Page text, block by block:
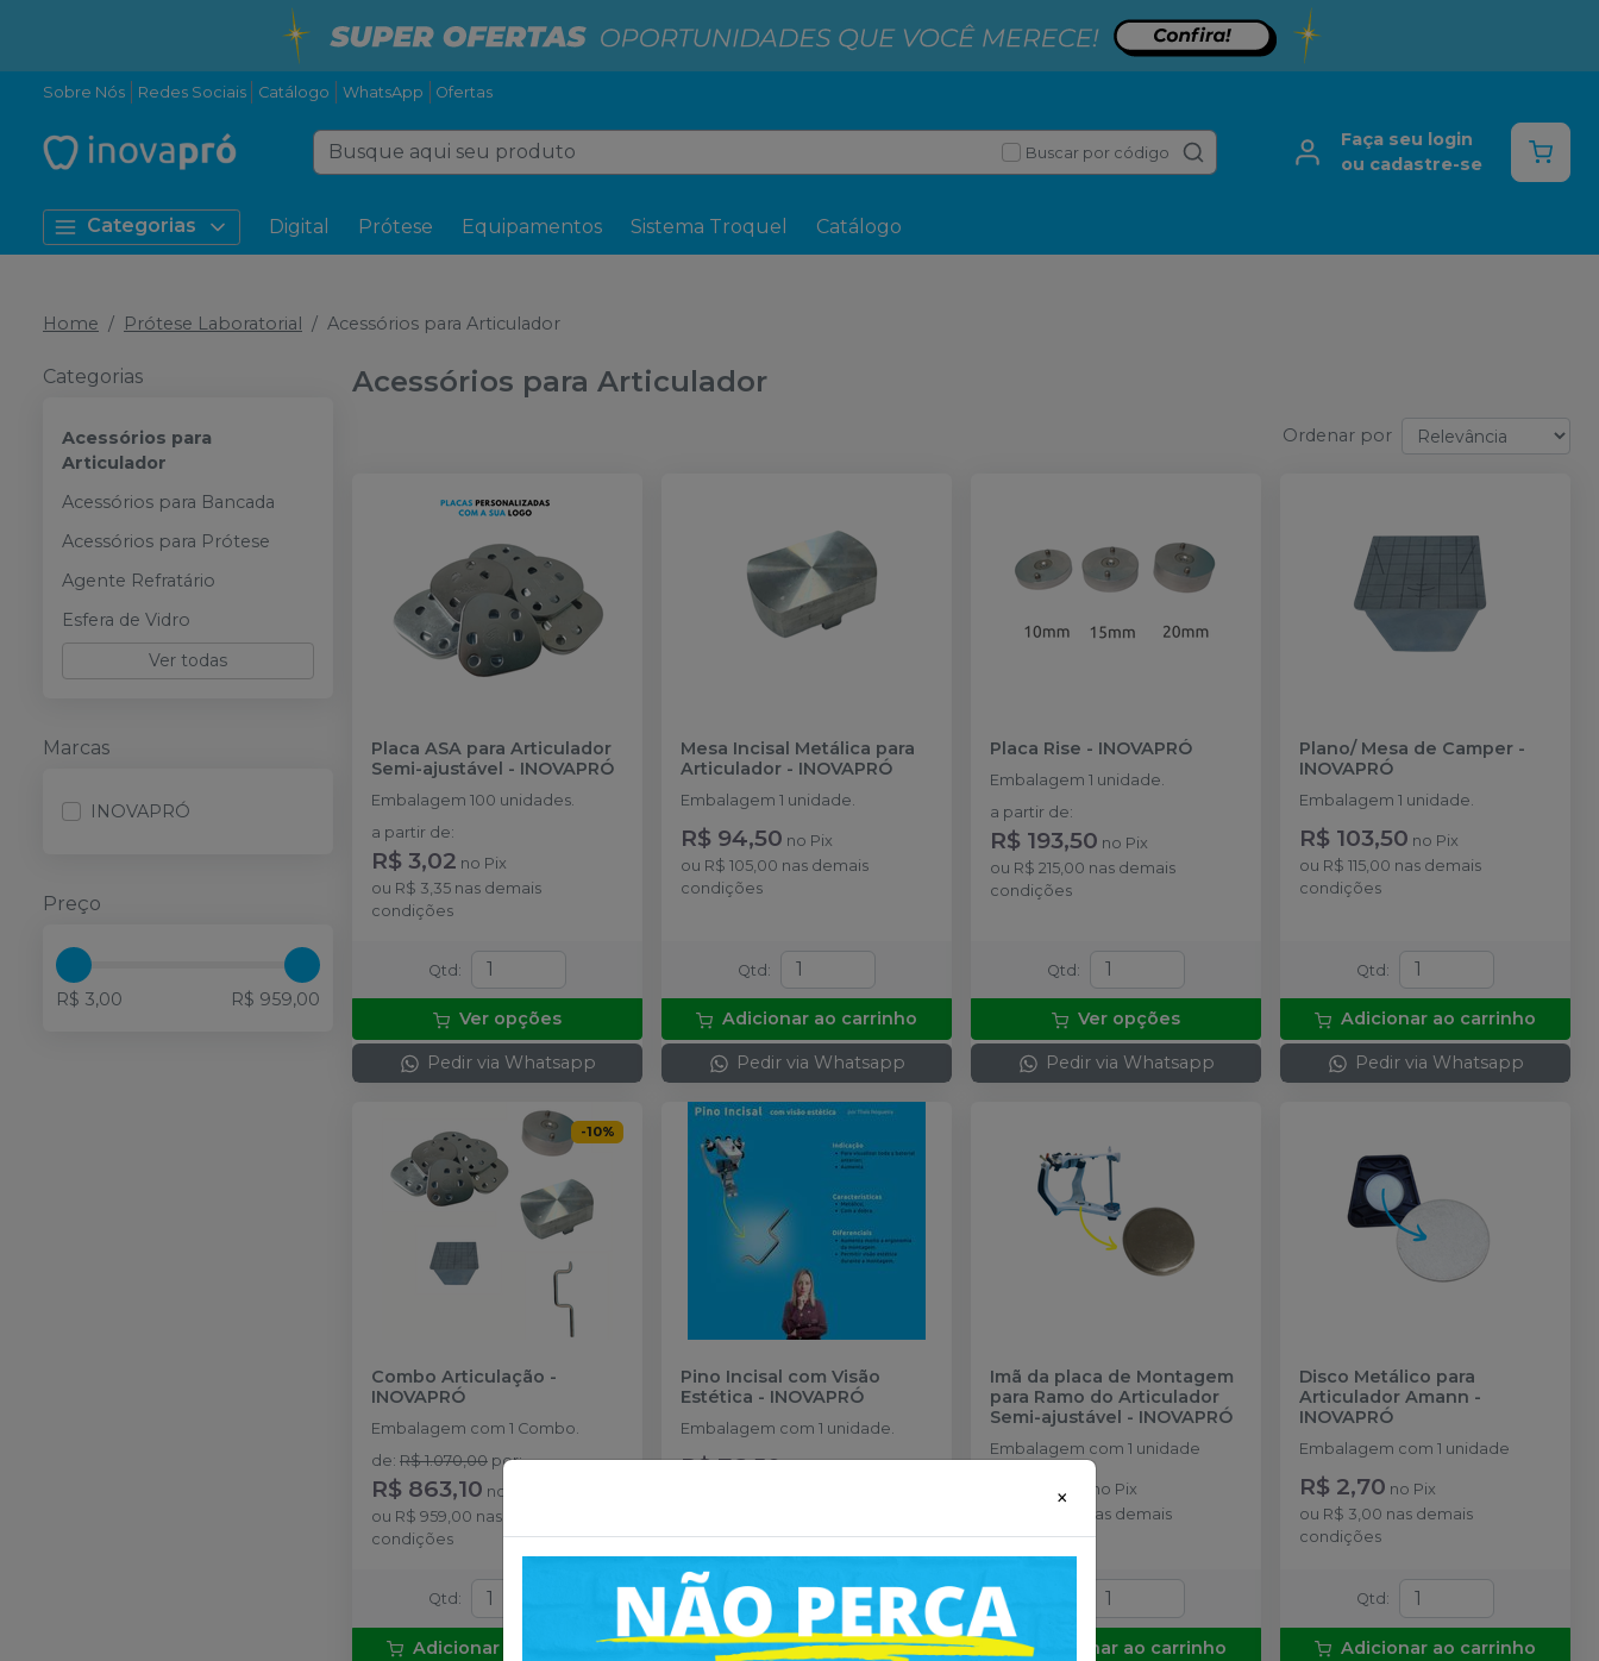
Sobre Nós Redes Sociais Catálogo WhatsApp Ofertas
Buscar por código
Faça seu login
ou cadastre-se
Categorias Digital Prótese Equipamentos Sistema Troquel Catálogo
Home Prótese Laboratorial Acessórios para Articulador
Categorias
Acessórios para
Articulador
Acessórios para Bancada
Acessórios para Prótese
Agente Refratário
Esfera de Vidro
Ver todas
Marcas
INOVAPRÓ
Preço
R$ 3,00 R$ 959,00
Acessórios para Articulador
Ordenar por
Placa ASA para Articulador
Semi-ajustável - INOVAPRÓ
Embalagem 100 unidades.
a partir de:
R$ 3,02 no Pix
ou R$ 3,35 nas demais
condições
Qtd:
Ver opções
Pedir via Whatsapp
Mesa Incisal Metálica para
Articulador - INOVAPRÓ
Embalagem 1 unidade.
R$ 94,50 no Pix
ou R$ 105,00 nas demais
condições
Qtd:
Adicionar ao carrinho
Pedir via Whatsapp
Placa Rise - INOVAPRÓ
Embalagem 1 unidade.
a partir de:
R$ 193,50 no Pix
ou R$ 215,00 nas demais
condições
Qtd:
Ver opções
Pedir via Whatsapp
Plano/ Mesa de Camper -
INOVAPRÓ
Embalagem 1 unidade.
R$ 103,50 no Pix
ou R$ 115,00 nas demais
condições
Qtd:
Adicionar ao carrinho
Pedir via Whatsapp
-10%
Combo Articulação -
INOVAPRÓ
Embalagem com 1 Combo.
de: R$ 1.070,00 por:
R$ 863,10 no
ou R$ 959,00 nas demais
condições
Qtd :
Adicionar ao carrinho
Pino Incisal com Visão
Estética - INOVAPRÓ
Embalagem com 1 unidade.
R$ 76,50
Qtd:
Adicionar ao carrinho
Imã da placa de Montagem
para Ramo do Articulador
Semi-ajustável - INOVAPRÓ
Embalagem com 1 unidade
R$ 21,60 no Pix
nas demais
condições
Adicionar ao carrinho
Disco Metálico para
Articulador Amann -
INOVAPRÓ
Embalagem com 1 unidade
R$ 2,70 no Pix
ou R$ 3,00 nas demais
condições
Qtd :
Adicionar ao carrinho
×